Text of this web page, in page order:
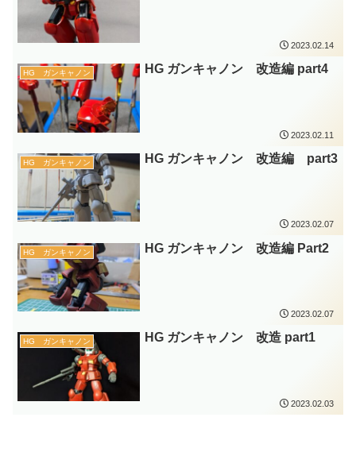
2023.02.14
HG ガンキャノン HG ガンキャノン 改造編 part4
2023.02.11
HG ガンキャノン HG ガンキャノン 改造編 part3
2023.02.07
HG ガンキャノン HG ガンキャノン 改造編 Part2
2023.02.07
HG ガンキャノン HG ガンキャノン 改造 part1
2023.02.03